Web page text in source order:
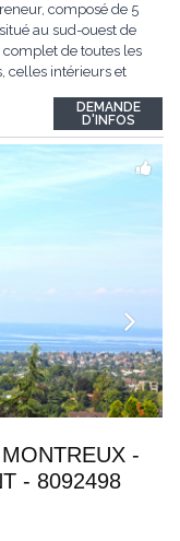
composé de 5
au sud-ouest de
de toutes les
celles intérieurs et
Plus
DEMANDE
D'INFOS
-
- 8092498